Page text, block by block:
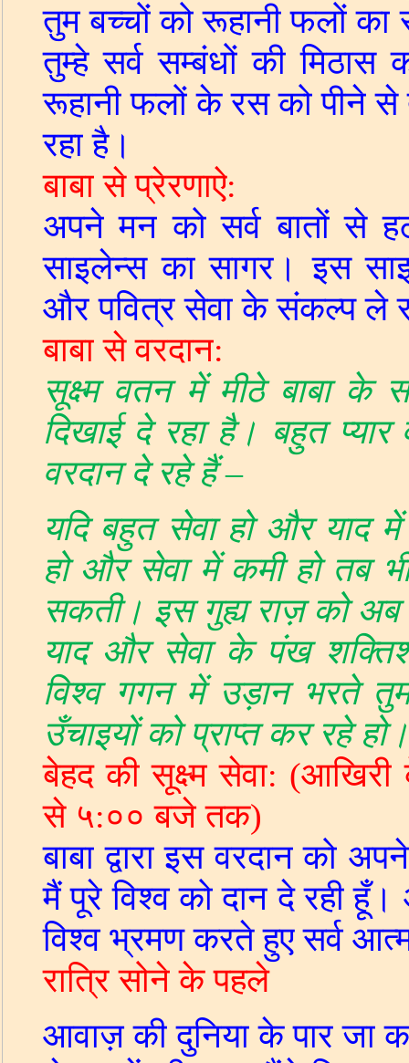
तुम बच्चों को रूहानी फलों का
तुम्हे सर्व सम्बंधों की
रूहानी फलों के रस को पीने से
रहा है।
बाबा से प्रेरणाऐ:
अपने मन को सर्व बातों से
साइलेन्स का सागर। इस
और पवित्र सेवा के संकल्प ले
बाबा से वरदान:
सूक्ष्म वतन में मीठे बाबा के
दिखाई दे रहा है। बहुत प्यार
वरदान दे रहे हैं–
यदि बहुत सेवा हो और याद
हो और सेवा में कमी हो तब
सकती। इस गुह्य राज़ को अब
याद और सेवा के पंख
विश्व गगन में उड़ान भरते
उँचाइयों को प्राप्त कर रहे हो।
बेहद की सूक्ष्म सेवा: (आखिरी
से ५:०० बजे तक)
बाबा द्वारा इस वरदान को
मैं पूरे विश्‍व को दान दे रही
विश्‍व भ्रमण करते हुए सर्व
रात्रि सोने के पहले
आवाज़ की दुनिया के पार जा